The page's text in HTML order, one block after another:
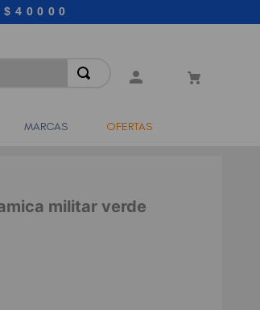
MARCAS OFERTAS
militar verde